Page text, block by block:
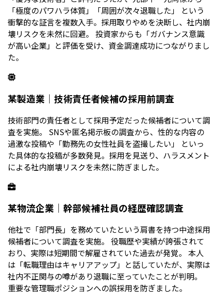
「極度のパワハラ体質」「周囲が次々退職した」 という
衝撃的な証言を複数入手。採用取りやめを決断し、社内崩
壊リスクを未然に回避。 投資家からも「ガバナンス意識
が高い企業」と評価を受け、資金調達成功につながりまし
た。
某製造業｜技術責任者候補の採用前調査
技術部門の責任者として採用予定だった候補者について調
査を実施。 SNSや匿名掲示板の調査から、性的な内容の
過激な投稿や「勤務先の女性社員を盗撮したい」 といっ
た具体的な投稿が多数発見。採用を見送り、ハラスメント
による社内崩壊リスクを未然に防ぎました。
某物流企業｜幹部候補社員の経歴確認調査
他社で「部門長」を務めていたという肩書を持つ中途採用
候補者について調査を実施。 役職歴や実績が誇張されて
おり、実際は短期間で解雇されていた過去が発覚。 本人
は「転職理由はキャリアアップ」と話していたが、実際は
社内不正関与の噂があり退職に至っていたことが判明。
重要な管理職ポジションへの誤採用を防ぎました。